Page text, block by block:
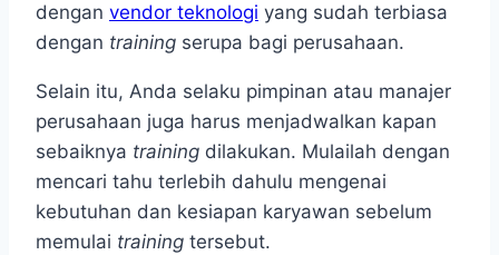
dengan vendor teknologi yang sudah terbiasa
dengan training serupa bagi perusahaan.
Selain itu, Anda selaku pimpinan atau manajer
perusahaan juga harus menjadwalkan kapan
sebaiknya training dilakukan. Mulailah dengan
mencari tahu terlebih dahulu mengenai
kebutuhan dan kesiapan karyawan sebelum
memulai training tersebut.